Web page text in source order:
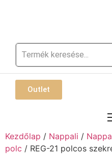
Outlet
Kezdőlap / Nappali /
polc / REG-21 polcos